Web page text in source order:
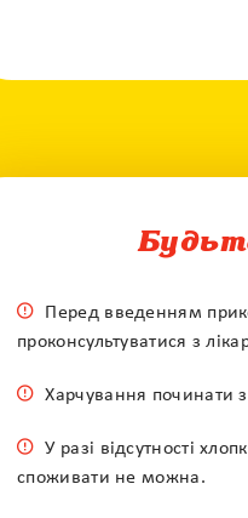
Безкоштовна
Перед введенням
проконсультуватися з
Харчування починати
У разі відсутності
споживати не можна.